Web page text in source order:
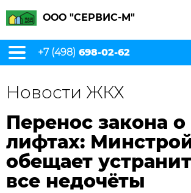
ООО "СЕРВИС-М"
+7 (498) 698-02-62
Новости ЖКХ
Перенос закона о
лифтах:
обещает
все недочёты